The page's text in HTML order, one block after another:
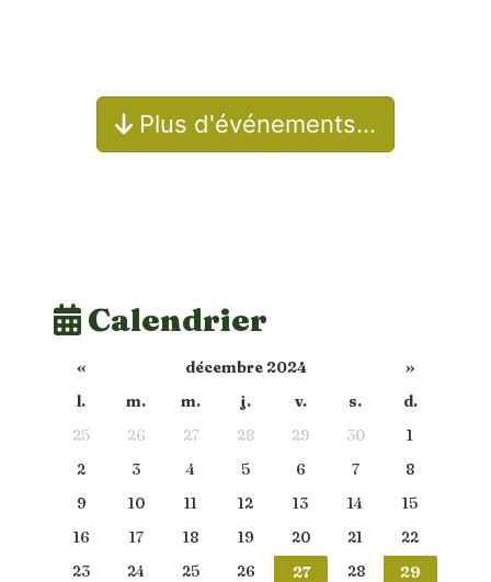
Plus d'événements…
Calendrier
« décembre 2024
»
l.
m. m. j. v. s.
d.
25
26 27 28 29 30
1
2
3 4 5 6 7
8
9
10 11 12 13 14
15
16
17 18 19 20 21
22
23
24 25 26 27 28
29